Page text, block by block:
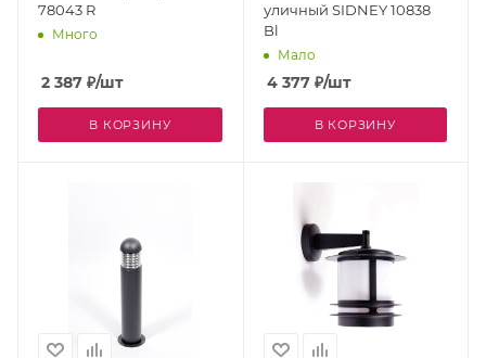
78043 R
Много
2 387 ₽/шт
В КОРЗИНУ
уличный SIDNEY 10838
Bl
Мало
4 377₽/шт
В КОРЗИНУ